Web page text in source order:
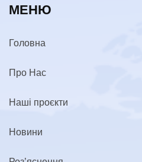
МЕНЮ
Головна
Про Нас
Наші проєкти
Новини